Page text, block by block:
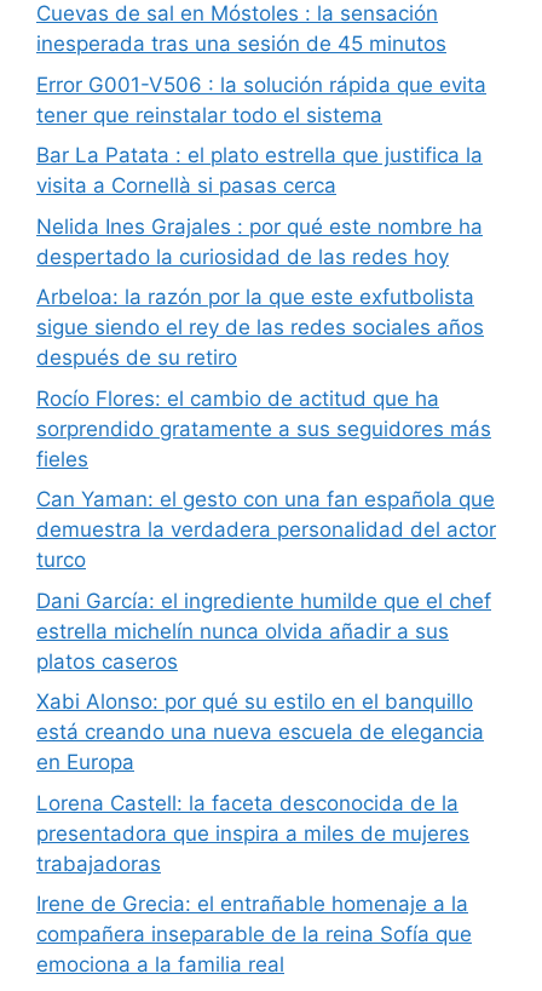
Cuevas de sal en Móstoles : la sensación
inesperada tras una sesión de 45 minutos
Error G001-V506 : la solución rápida que evita
tener que reinstalar todo el sistema
Bar La Patata : el plato estrella que justifica la
visita a Cornellà si pasas cerca
Nelida Ines Grajales : por qué este nombre ha
despertado la curiosidad de las redes hoy
Arbeloa: la razón por la que este exfutbolista
sigue siendo el rey de las redes sociales años
después de su retiro
Rocío Flores: el cambio de actitud que ha
sorprendido gratamente a sus seguidores más
fieles
Can Yaman: el gesto con una fan española que
demuestra la verdadera personalidad del actor
turco
Dani García: el ingrediente humilde que el chef
estrella michelín nunca olvida añadir a sus
platos caseros
Xabi Alonso: por qué su estilo en el banquillo
está creando una nueva escuela de elegancia
en Europa
Lorena Castell: la faceta desconocida de la
presentadora que inspira a miles de mujeres
trabajadoras
Irene de Grecia: el entrañable homenaje a la
compañera inseparable de la reina Sofía que
emociona a la familia real